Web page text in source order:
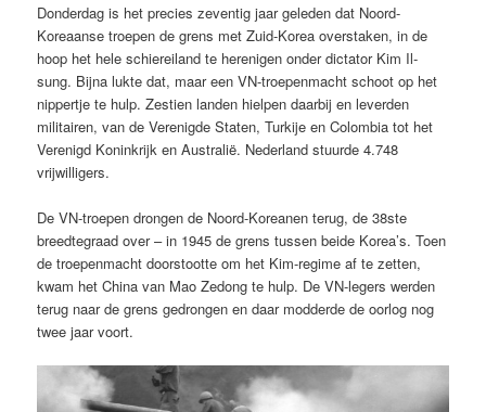
Donderdag is het precies zeventig jaar geleden dat Noord-
Koreaanse troepen de grens met Zuid-Korea overstaken, in de
hoop het hele schiereiland te herenigen onder dictator Kim Il-
sung. Bijna lukte dat, maar een VN-troepenmacht schoot op het
nippertje te hulp. Zestien landen hielpen daarbij en leverden
militairen, van de Verenigde Staten, Turkije en Colombia tot het
Verenigd Koninkrijk en Australië. Nederland stuurde 4.748
vrijwilligers.
De VN-troepen drongen de Noord-Koreanen terug, de 38ste
breedtegraad over – in 1945 de grens tussen beide Korea’s. Toen
de troepenmacht doorstootte om het Kim-regime af te zetten,
kwam het China van Mao Zedong te hulp. De VN-legers werden
terug naar de grens gedrongen en daar modderde de oorlog nog
twee jaar voort.